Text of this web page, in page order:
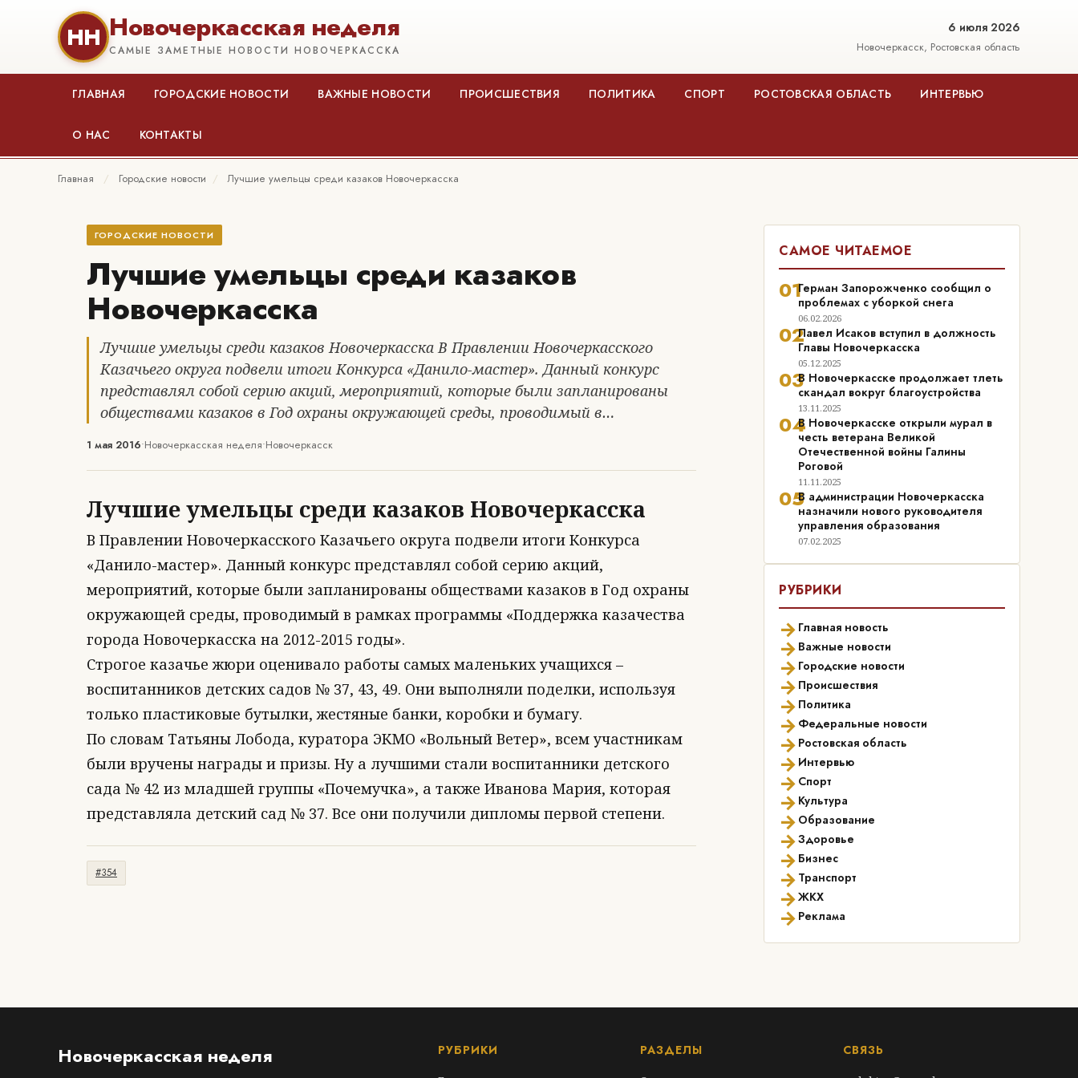
НН Новочеркасская неделя
САМЫЕ ЗАМЕТНЫЕ НОВОСТИ НОВОЧЕРКАССКА
6 июля 2026
Новочеркасск, Ростовская область
ГЛАВНАЯ ГОРОДСКИЕ НОВОСТИ ВАЖНЫЕ НОВОСТИ ПРОИСШЕСТВИЯ ПОЛИТИКА СПОРТ РОСТОВСКАЯ ОБЛАСТЬ ИНТЕРВЬЮ
О НАС КОНТАКТЫ
Главная / Городские новости / Лучшие умельцы среди казаков Новочеркасска
ГОРОДСКИЕ НОВОСТИ
Лучшие умельцы среди казаков
Новочеркасска
Лучшие умельцы среди казаков Новочеркасска В Правлении Новочеркасского
Казачьего округа подвели итоги Конкурса «Данило-мастер». Данный конкурс
представлял собой серию акций, мероприятий, которые были запланированы
обществами казаков в Год охраны окружающей среды, проводимый в…
1 мая 2016•Новочеркасская неделя•Новочеркасск
Лучшие умельцы среди казаков Новочеркасска
В Правлении Новочеркасского Казачьего округа подвели итоги Конкурса
«Данило-мастер». Данный конкурс представлял собой серию акций,
мероприятий, которые были запланированы обществами казаков в Год охраны
окружающей среды, проводимый в рамках программы «Поддержка казачества
города Новочеркасска на 2012-2015 годы».
Строгое казачье жюри оценивало работы самых маленьких учащихся –
воспитанников детских садов № 37, 43, 49. Они выполняли поделки, используя
только пластиковые бутылки, жестяные банки, коробки и бумагу.
По словам Татьяны Лобода, куратора ЭКМО «Вольный Ветер», всем участникам
были вручены награды и призы. Ну а лучшими стали воспитанники детского
сада № 42 из младшей группы «Почемучка», а также Иванова Мария, которая
представляла детский сад № 37. Все они получили дипломы первой степени.
#354
САМОЕ ЧИТАЕМОЕ
01Герман Запорожченко сообщил о
проблемах с уборкой снега
06.02.2026
02Павел Исаков вступил в должность
Главы Новочеркасска
05.12.2025
03В Новочеркасске продолжает тлеть
скандал вокруг благоустройства
13.11.2025
04В Новочеркасске открыли мурал в
честь ветерана Великой
Отечественной войны Галины
Роговой
11.11.2025
05В администрации Новочеркасска
назначили нового руководителя
управления образования
07.02.2025
РУБРИКИ
→ Главная новость
→ Важные новости
→ Городские новости
→ Происшествия
→ Политика
→ Федеральные новости
→ Ростовская область
→ Интервью
→ Спорт
→ Культура
→ Образование
→Здоровье
→ Бизнес
→ Транспорт
→ЖКХ
→ Реклама
Новочеркасская неделя РУБРИКИ РАЗДЕЛЫ СВЯЗЬ